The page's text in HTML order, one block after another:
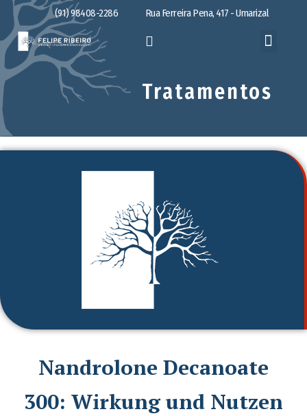
(91) 98408-2286 Rua Ferreira Pena, 417 - Umarizal
Tratamentos
Nandrolone Decanoate
300: Wirkung und Nutzen